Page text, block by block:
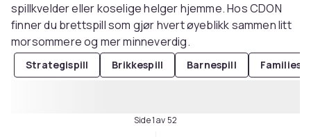
spillkvelder eller koselige helger hjemme. Hos CDON
finner du brettspill som gjør hvert øyeblikk sammen litt
morsommere og mer minneverdig.
Strategispill Brikkespill Barnespill
Side 1 av 52